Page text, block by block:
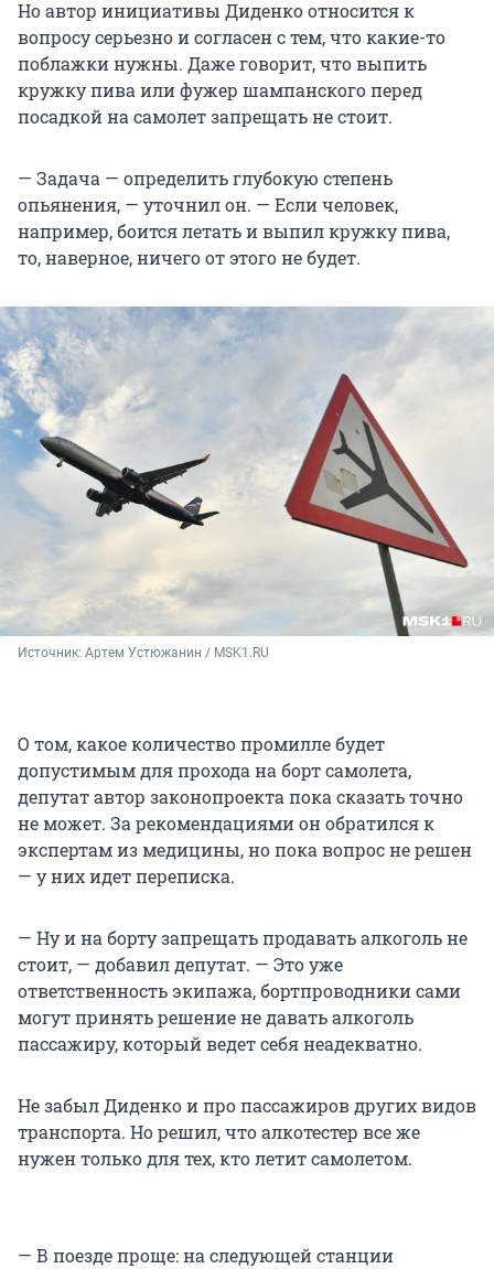
Но автор инициативы Диденко относится к
вопросу серьезно и согласен с тем, что какие-то
поблажки нужны. Даже говорит, что выпить
кружку пива или фужер шампанского перед
посадкой на самолет запрещать не стоит.
— Задача — определить глубокую степень
опьянения, — уточнил он. — Если человек,
например, боится летать и выпил кружку пива,
то, наверное, ничего от этого не будет.
Источник: Артем Устюжанин / MSK1.RU
О том, какое количество промилле будет
допустимым для прохода на борт самолета,
депутат автор законопроекта пока сказать точно
не может. За рекомендациями он обратился к
экспертам из медицины, но пока вопрос не решен
— у них идет переписка.
— Ну и на борту запрещать продавать алкоголь не
стоит, — добавил депутат. — Это уже
ответственность экипажа, бортпроводники сами
могут принять решение не давать алкоголь
пассажиру, который ведет себя неадекватно.
Не забыл Диденко и про пассажиров других видов
транспорта. Но решил, что алкотестер все же
нужен только для тех, кто летит самолетом.
— В поезде проще: на следующей станции